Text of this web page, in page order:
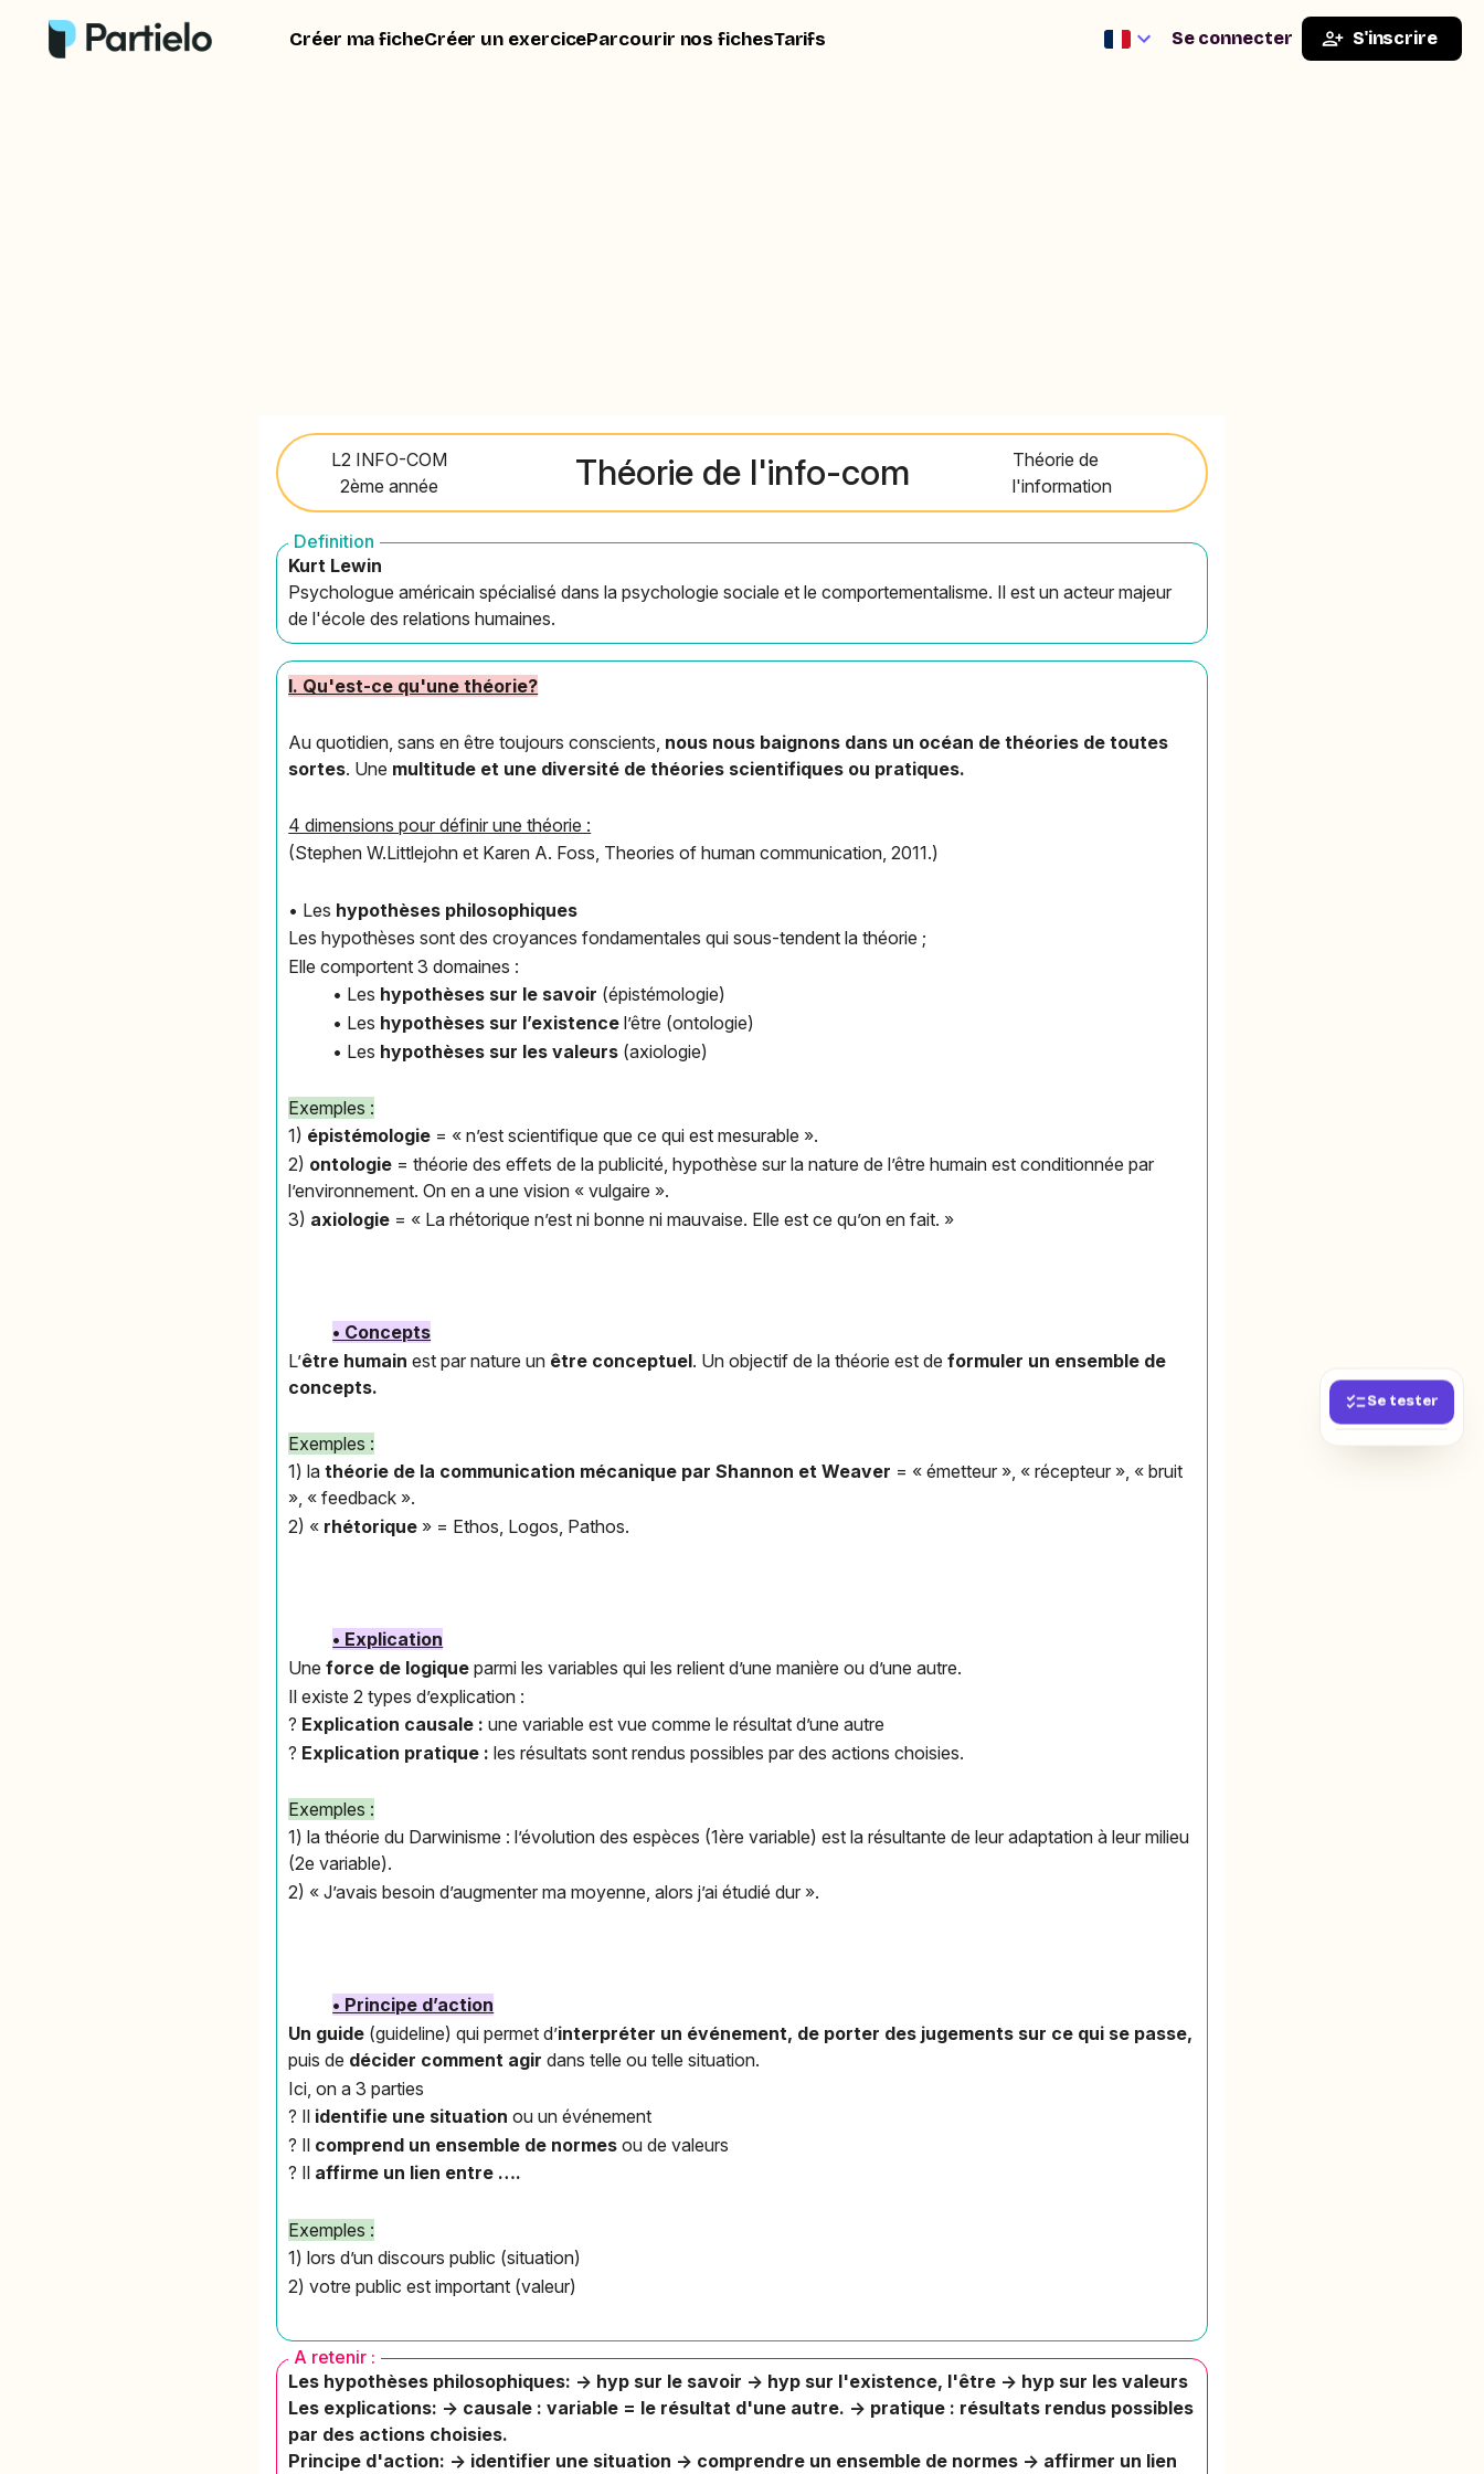
Créer ma ficheCréer un exerciceParcourir nos fichesTarifs Se connecter S'inscrire
Se tester
L2 INFO-COM
2ème année
Théorie de l'info-com
Théorie de
l'information
Definition
Kurt Lewin
Psychologue américain spécialisé dans la psychologie sociale et le comportementalisme. Il est un acteur majeur
de l'école des relations humaines.
I. Qu'est-ce qu'une théorie?
Au quotidien, sans en être toujours conscients, nous nous baignons dans un océan de théories de toutes
sortes. Une multitude et une diversité de théories scientifiques ou pratiques.
4 dimensions pour définir une théorie :
(Stephen W.Littlejohn et Karen A. Foss, Theories of human communication, 2011.)
• Les hypothèses philosophiques
Les hypothèses sont des croyances fondamentales qui sous-tendent la théorie ;
Elle comportent 3 domaines :
• Les hypothèses sur le savoir (épistémologie)
• Les hypothèses sur l’existence l’être (ontologie)
• Les hypothèses sur les valeurs (axiologie)
Exemples :
1) épistémologie = « n’est scientifique que ce qui est mesurable ».
2) ontologie = théorie des effets de la publicité, hypothèse sur la nature de l’être humain est conditionnée par
l’environnement. On en a une vision « vulgaire ».
3) axiologie = « La rhétorique n’est ni bonne ni mauvaise. Elle est ce qu’on en fait. »
• Concepts
L’être humain est par nature un être conceptuel. Un objectif de la théorie est deformuler un ensemble de
concepts.
Exemples :
1) lathéorie de la communication mécanique par Shannon et Weaver = « émetteur », « récepteur », « bruit
», « feedback ».
2) « rhétorique » = Ethos, Logos, Pathos.
• Explication
Uneforce de logiqueparmi les variables qui les relient d’une manière ou d’une autre.
Il existe 2 types d’explication :
? Explication causale :une variable est vue comme le résultat d’une autre
? Explication pratique : les résultats sont rendus possibles par des actions choisies.
Exemples :
1) la théorie du Darwinisme : l’évolution des espèces (1ère variable) est la résultante de leur adaptation à leur milieu
(2e variable).
2) « J’avais besoin d’augmenter ma moyenne, alors j’ai étudié dur ».
• Principe d’action
Un guide (guideline) qui permet d’interpréter un événement, de porter des jugements sur ce qui se passe,
puis de décider comment agirdans telle ou telle situation.
Ici, on a 3 parties
? Il identifie une situation ou un événement
? Il comprend un ensemble de normesou de valeurs
? Il affirme un lien entre ….
Exemples :
1) lors d’un discours public (situation)
2) votre public est important (valeur)
A retenir :
Les hypothèses philosophiques: -> hyp sur le savoir -> hyp sur l'existence, l'être -> hyp sur les valeurs
Les explications: -> causale : variable = le résultat d'une autre. -> pratique : résultats rendus possibles
par des actions choisies.
Principe d'action: -> identifier une situation -> comprendre un ensemble de normes -> affirmer un lien